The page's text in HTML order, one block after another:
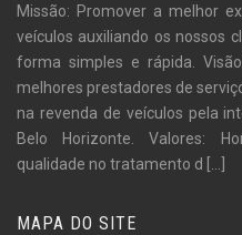
Missão: Promover a melhor
veículos auxiliando os nossos
forma simples e rápida.
melhores prestadores de
na revenda de veículos pela
Belo Horizonte. Valores:
qualidade no tratamento d [...]
MAPA DO SITE